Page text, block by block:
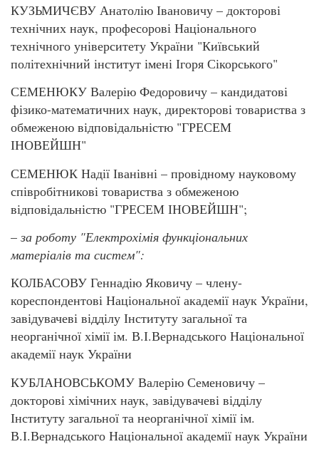
КУЗЬМИЧЄВУ Анатолію Івановичу – докторові
технічних наук, професорові Національного
технічного університету України "Київський
політехнічний інститут імені Ігоря Сікорського"
СЕМЕНЮКУ Валерію Федоровичу – кандидатові
фізико-математичних наук, директорові товариства з
обмеженою відповідальністю "ГРЕСЕМ
ІНОВЕЙШН"
СЕМЕНЮК Надії Іванівні – провідному науковому
співробітникові товариства з обмеженою
відповідальністю "ГРЕСЕМ ІНОВЕЙШН";
– за роботу "Електрохімія функціональних
матеріалів та систем":
КОЛБАСОВУ Геннадію Яковичу – члену-
кореспондентові Національної академії наук України,
завідувачеві відділу Інституту загальної та
неорганічної хімії ім. В.І.Вернадського Національної
академії наук України
КУБЛАНОВСЬКОМУ Валерію Семеновичу –
докторові хімічних наук, завідувачеві відділу
Інституту загальної та неорганічної хімії ім.
В.І.Вернадського Національної академії наук України